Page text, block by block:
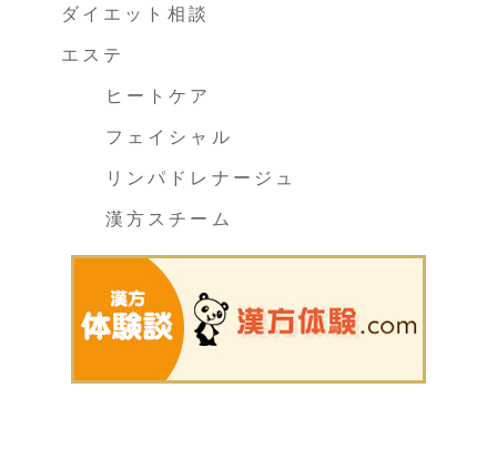
ダイエット相談
エステ
ヒートケア
フェイシャル
リンパドレナージュ
漢方スチーム